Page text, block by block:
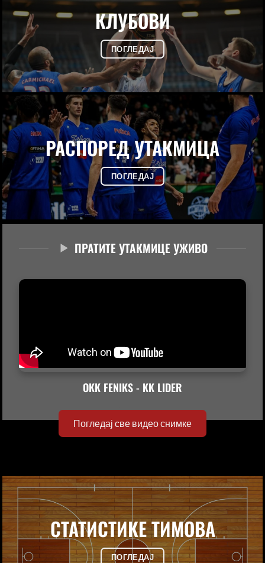
КЛУБОВИ
ПОГЛЕДАЈ
РАСПОРЕД УТАКМИЦА
ПОГЛЕДАЈ
ПРАТИТЕ УТАКМИЦЕ УЖИВО
OKK FENIKS - KK LIDER
Погледај све видео снимке
СТАТИСТИКЕ ТИМОВА
ПОГЛЕДАЈ